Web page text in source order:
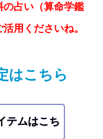
の占い（算命学鑑
用くださいね。
はこちら
テムはこち